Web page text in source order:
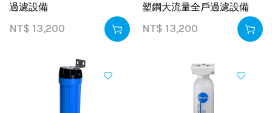
過濾設備
NT$ 13,200
塑鋼大流量全戶過濾設備
NT$ 13,200